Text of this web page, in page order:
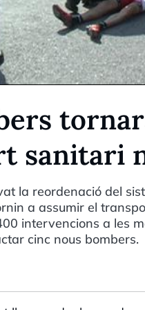
sanitari
la reordenació del
a assumir el
intervencions a les
cinc nous bombers.